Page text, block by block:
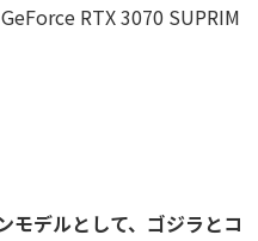
RTX 3070 SUPRIM
モデルとして、ゴジラとコ